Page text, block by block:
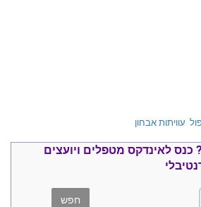
עוויתות אבחון
כנס לאינדקס מטפלים ויועצים